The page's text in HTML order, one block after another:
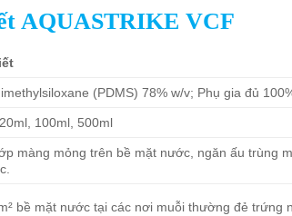
AQUASTRIKE VCF
(PDMS) 78% w/v; Phụ gia đủ
100ml, 500ml
màng mỏng trên bề mặt nước, ngăn ấu trùng
bề mặt nước tại các nơi muỗi thường đẻ